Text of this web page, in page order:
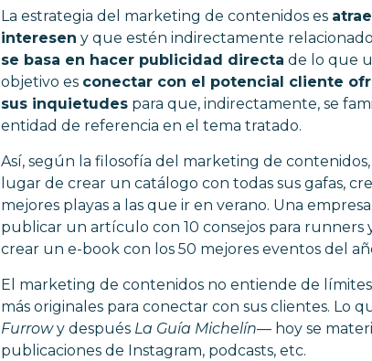
La estrategia del marketing de contenidos es
interesen y que estén indirectamente
se basa en hacer publicidad directa de lo que
objetivo es conectar con el potencial cliente
sus inquietudespara que, indirectamente, se
entidad de referencia en el tema tratado.
Así, según la filosofía del marketing de
lugar de crear un catálogo con todas sus gafas,
mejores playas a las que ir en verano. Una
publicar un artículo con 10 consejos para
crear un e-book con los 50 mejores eventos del
El marketing de contenidos no entiende de
más originales para conectar con sus clientes. Lo
Furrowy después La Guía Michelín—hoy se
publicaciones de Instagram, podcasts, etc.